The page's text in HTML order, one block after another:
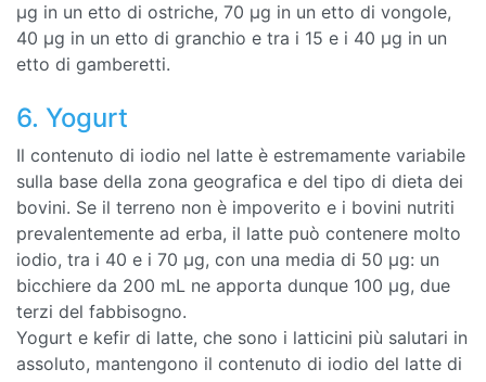
µg in un etto di ostriche, 70 µg in un etto di vongole,
40 µg in un etto di granchio e tra i 15 e i 40 µg in un
etto di gamberetti.
6. Yogurt
Il contenuto di iodio nel latte è estremamente variabile
sulla base della zona geografica e del tipo di dieta dei
bovini. Se il terreno non è impoverito e i bovini nutriti
prevalentemente ad erba, il latte può contenere molto
iodio, tra i 40 e i 70 µg, con una media di 50 µg: un
bicchiere da 200 mL ne apporta dunque 100 µg, due
terzi del fabbisogno.
Yogurt e kefir di latte, che sono i latticini più salutari in
assoluto, mantengono il contenuto di iodio del latte di